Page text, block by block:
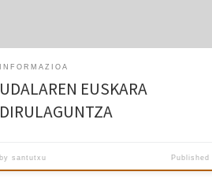
INFORMAZIOA
UDALAREN EUSKARA
DIRULAGUNTZA
by santutxu Published